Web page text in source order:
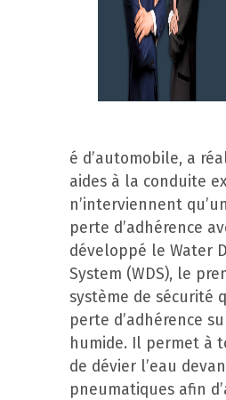
é d’automobile, a
aides à la conduite
n’interviennent
perte d’adhérence
développé le Water
System (WDS), le
système de sécurité
perte d’adhérence
humide. Il permet à
de dévier l’eau
pneumatiques afin